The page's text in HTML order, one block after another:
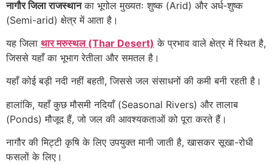
नागौर जिला राजस्थानका भूगोल मुख्यतः शुष्क (Arid) और अर्ध-शुष्क
(Semi-arid) क्षेत्र में आता है।
यह जिला थार मरुस्थल (Thar Desert) के प्रभाव वाले क्षेत्र में स्थित है,
जिससे यहाँ का भूभाग रेतीला और समतल है।
यहाँ कोई बड़ी नदी नहीं बहती, जिससे जल संसाधनों की कमी बनी रहती है।
हालांकि, यहाँ कुछ मौसमी नदियाँ (Seasonal Rivers) और तालाब
(Ponds) मौजूद हैं, जो जल की आवश्यकताओं को पूरा करते हैं।
नागौर की मिट्टी कृषि के लिए उपयुक्त मानी जाती है, खासकर सूखा-रोधी
फसलों के लिए।